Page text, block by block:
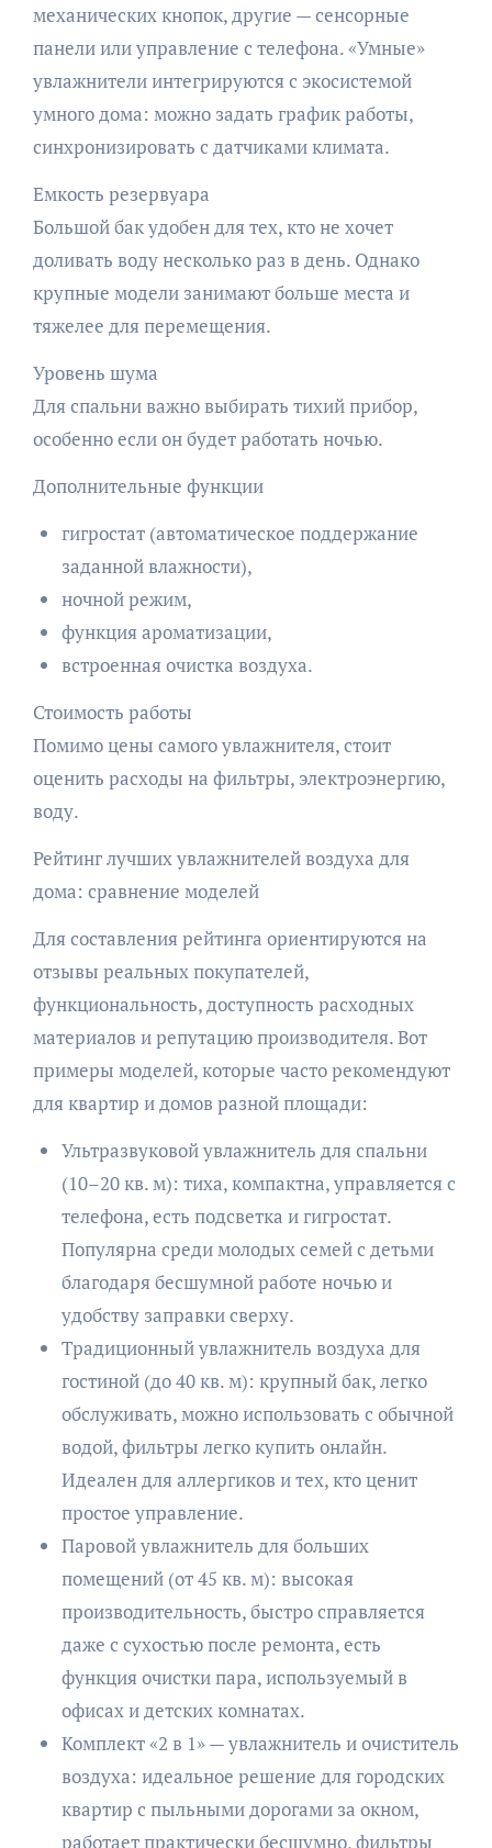
механических кнопок, другие — сенсорные
панели или управление с телефона. «Умные»
увлажнители интегрируются с экосистемой
умного дома: можно задать график работы,
синхронизировать с датчиками климата.
Емкость резервуара
Большой бак удобен для тех, кто не хочет
доливать воду несколько раз в день. Однако
крупные модели занимают больше места и
тяжелее для перемещения.
Уровень шума
Для спальни важно выбирать тихий прибор,
особенно если он будет работать ночью.
Дополнительные функции
гигростат (автоматическое поддержание
заданной влажности),
ночной режим,
функция ароматизации,
встроенная очистка воздуха.
Стоимость работы
Помимо цены самого увлажнителя, стоит
оценить расходы на фильтры, электроэнергию,
воду.
Рейтинг лучших увлажнителей воздуха для
дома: сравнение моделей
Для составления рейтинга ориентируются на
отзывы реальных покупателей,
функциональность, доступность расходных
материалов и репутацию производителя. Вот
примеры моделей, которые часто рекомендуют
для квартир и домов разной площади:
Ультразвуковой увлажнитель для спальни
(10–20 кв. м): тиха, компактна, управляется с
телефона, есть подсветка и гигростат.
Популярна среди молодых семей с детьми
благодаря бесшумной работе ночью и
удобству заправки сверху.
Традиционный увлажнитель воздуха для
гостиной (до 40 кв. м): крупный бак, легко
обслуживать, можно использовать с обычной
водой, фильтры легко купить онлайн.
Идеален для аллергиков и тех, кто ценит
простое управление.
Паровой увлажнитель для больших
помещений (от 45 кв. м): высокая
производительность, быстро справляется
даже с сухостью после ремонта, есть
функция очистки пара, используемый в
офисах и детских комнатах.
Комплект «2 в 1» — увлажнитель и очиститель
воздуха: идеальное решение для городских
квартир с пыльными дорогами за окном,
работает практически бесшумно, фильтры